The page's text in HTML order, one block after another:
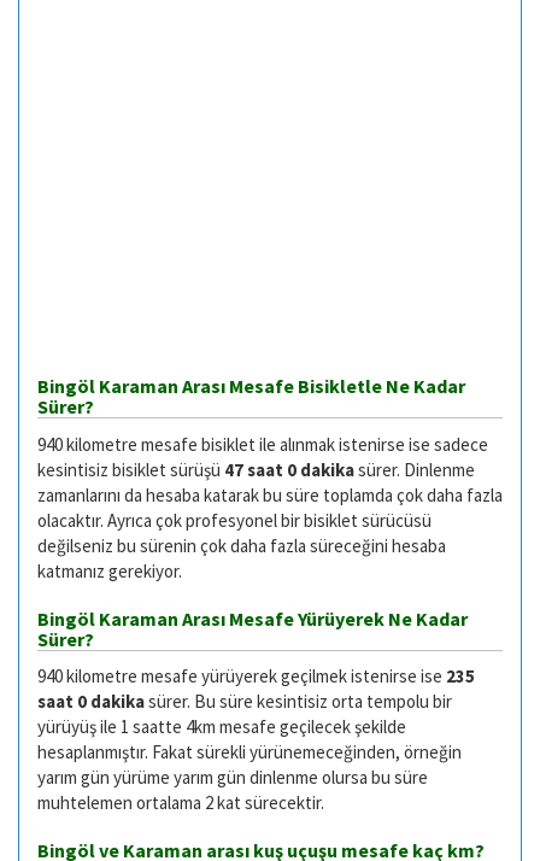
Bingöl Karaman Arası Mesafe Bisikletle Ne Kadar
Sürer?
940 kilometre mesafe bisiklet ile alınmak istenirse ise sadece
kesintisiz bisiklet sürüşü 47 saat 0 dakikasürer. Dinlenme
zamanlarını da hesaba katarak bu süre toplamda çok daha fazla
olacaktır. Ayrıca çok profesyonel bir bisiklet sürücüsü
değilseniz bu sürenin çok daha fazla süreceğini hesaba
katmanız gerekiyor.
Bingöl Karaman Arası Mesafe Yürüyerek Ne Kadar
Sürer?
940 kilometre mesafe yürüyerek geçilmek istenirse ise 235
saat 0 dakikasürer. Bu süre kesintisiz orta tempolu bir
yürüyüş ile 1 saatte 4km mesafe geçilecek şekilde
hesaplanmıştır. Fakat sürekli yürünemeceğinden, örneğin
yarım gün yürüme yarım gün dinlenme olursa bu süre
muhtelemen ortalama 2 kat sürecektir.
Bingöl ve Karaman arası kuş uçuşu mesafe kaç km?